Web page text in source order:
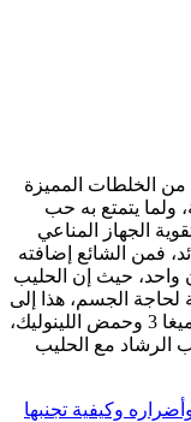
الخلطات المميزة
ولما يتمتع به حب
الجهاز المناعي
فمن الشائع إضافته
واحد، حيث إن الحليب
لحاجة الجسم، هذا إلى
جانب احتوائه على الأحماض الدهنية مثل الأوميغا 3 وحمض اللينوليك،
مع الحليب
وكيفية تجنبها